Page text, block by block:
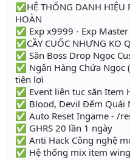
✅HỆ THỐNG DANH HIỆU
HOÀN
✅ Exp x9999 - Exp
✅CẦY CUỐC NHƯNG KO
✅ Săn Boss Drop Ngọc
✅ Ngân Hàng Chứa Ngọc
tiện lợi
✅ Event liên tục săn Item
✅ Blood, Devil Đếm Quái
✅ Auto Reset Ingame - /
✅ GHRS 20 lần 1 ngày
✅ Anti Hack Công nghệ
✅ Hệ thống mix item